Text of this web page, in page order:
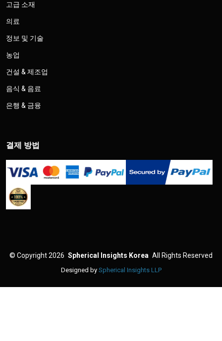
고급 소재
의료
정보 및 기술
농업
건설 & 제조업
음식 & 음료
은행 & 금융
결제 방법
© Copyright 2026 Spherical Insights Korea All Rights Reserved
Designed by Spherical Insights LLP